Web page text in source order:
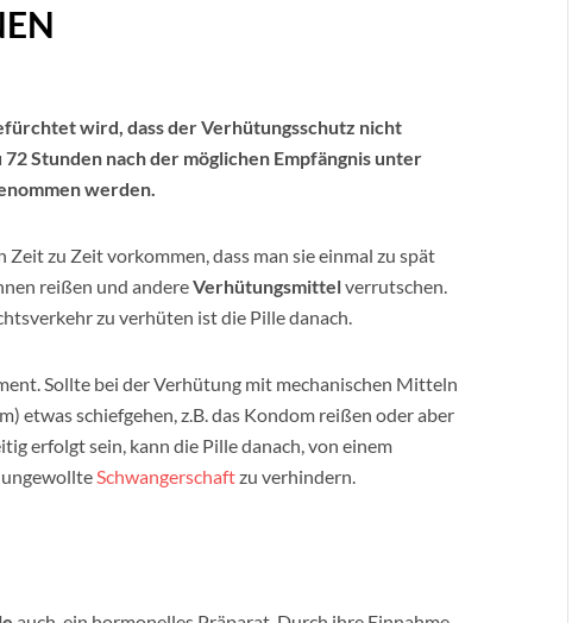
wird, dass der Verhütungsschutz nicht
Stunden nach der möglichen Empfängnis unter
werden.
zu Zeit vorkommen, dass man sie einmal zu spät
reißen und andereVerhütungsmittelverrutschen.
zu verhüten ist die Pille danach.
Sollte bei der Verhütung mit mechanischen Mitteln
etwas schiefgehen, z.B. das Kondom reißen oder aber
erfolgt sein, kann die Pille danach, von einem
Schwangerschaftzu verhindern.